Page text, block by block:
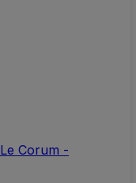
Le Corum -